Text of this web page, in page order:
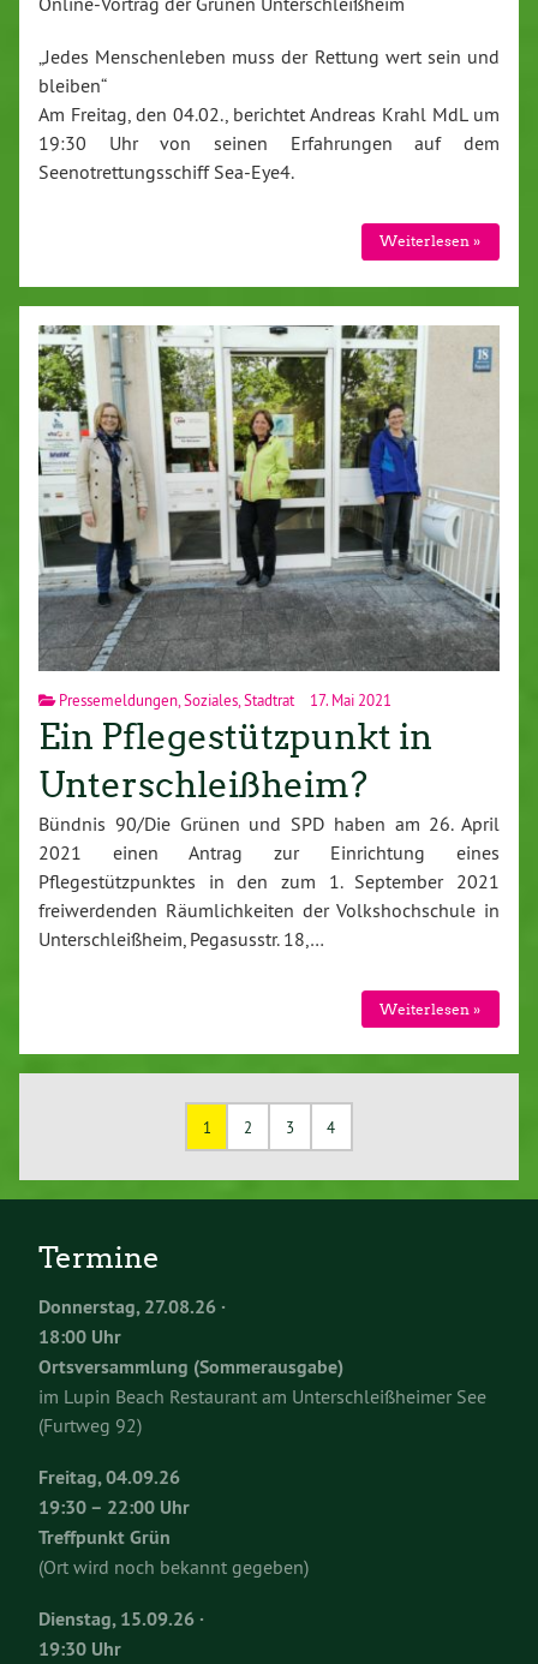
„Jedes Menschenleben muss der Rettung wert sein und
bleiben“
Am Freitag, den 04.02., berichtet Andreas Krahl MdL um
19:30 Uhr von seinen Erfahrungen auf dem
Seenotrettungsschiff Sea-Eye4.
Weiterlesen »
Pressemeldungen Soziales Stadtrat 17. Mai 2021
Ein Pflegestützpunkt in
Unterschleißheim?
Bündnis 90/Die Grünen und SPD haben am 26. April
2021 einen Antrag zur Einrichtung eines
Pflegestützpunktes in den zum 1. September 2021
freiwerdenden Räumlichkeiten der Volkshochschule in
Unterschleißheim, Pegasusstr. 18,…
Weiterlesen »
1 2 3 4
Termine
Donnerstag, 27.08.26 ·
18:00 Uhr
Ortsversammlung (Sommerausgabe)
im Lupin Beach Restaurant am Unterschleißheimer See
(Furtweg 92)
Freitag, 04.09.26
19:30 – 22:00 Uhr
Treffpunkt Grün
(Ort wird noch bekannt gegeben)
Dienstag, 15.09.26 ·
19:30 Uhr